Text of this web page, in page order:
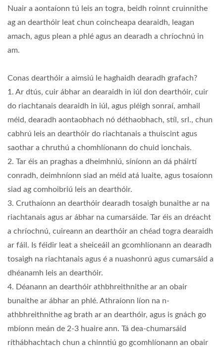
Nuair a aontaíonn tú leis an togra, beidh roinnt cruinnithe
ag an dearthóir leat chun coincheapa dearaidh, leagan
amach, agus plean a phlé agus an dearadh a chríochnú in
am.
Conas dearthóir a aimsiú le haghaidh dearadh grafach?
1. Ar dtús, cuir ábhar an dearaidh in iúl don dearthóir, cuir
do riachtanais dearaidh in iúl, agus pléigh sonraí, amhail
méid, dearadh aontaobhach nó déthaobhach, stíl, srl., chun
cabhrú leis an dearthóir do riachtanais a thuiscint agus
saothar a chruthú a chomhlíonann do chuid ionchais.
2. Tar éis an praghas a dheimhniú, síníonn an dá pháirtí
conradh, deimhníonn siad an méid atá luaite, agus tosaíonn
siad ag comhoibriú leis an dearthóir.
3. Cruthaíonn an dearthóir dearadh tosaigh bunaithe ar na
riachtanais agus ar ábhar na cumarsáide. Tar éis an dréacht
a chríochnú, cuireann an dearthóir an chéad togra dearaidh
ar fáil. Is féidir leat a sheiceáil an gcomhlíonann an dearadh
tosaigh na riachtanais agus é a nuashonrú agus cumarsáid a
dhéanamh leis an dearthóir.
4. Déanann an dearthóir athbhreithnithe ar an obair
bunaithe ar ábhar an phlé. Athraíonn líon na n-
athbhreithnithe ag brath ar an dearthóir, agus is gnách go
mbíonn meán de 2-3 huaire ann. Tá dea-chumarsáid
ríthábhachtach chun a chinntiú go gcomhlíonann an obair